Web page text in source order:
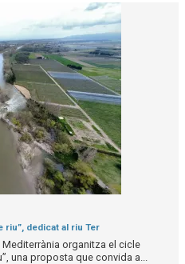
riu”, dedicat al riu Ter
organitza el cicle
una proposta que convida a...